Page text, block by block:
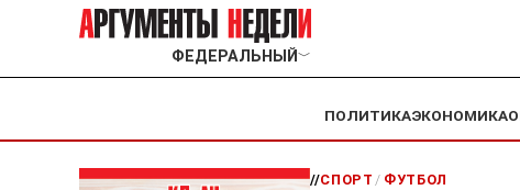
ФЕДЕРАЛЬНЫЙ ﹀
ПОЛИТИКАЭКОНОМИКА
//СПОРТ / ФУТБОЛ